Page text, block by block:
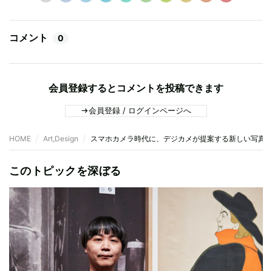
コメント 0
会員登録するとコメントを投稿できます
会員登録 / ログインページへ
HOME Art,Design スマホカメラ時代に、デジカメが提案する新しい写真
このトピックを深ぼる